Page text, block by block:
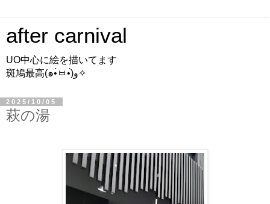
after carnival
UO中心に絵を描いてます
斑鳩最高(๑•̀ㅂ•́)و✧
2025/10/05
萩の湯